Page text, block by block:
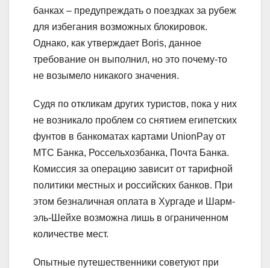
банках – предупреждать о поездках за рубеж
для избегания возможных блокировок.
Однако, как утверждает Boris, данное
требование он выполнил, но это почему-то
не возымело никакого значения.
Судя по откликам других туристов, пока у них
не возникало проблем со снятием египетских
фунтов в банкоматах картами UnionPay от
МТС Банка, Россельхозбанка, Почта Банка.
Комиссия за операцию зависит от тарифной
политики местных и российских банков. При
этом безналичная оплата в Хургаде и Шарм-
эль-Шейхе возможна лишь в ограниченном
количестве мест.
Опытные путешественники советуют при